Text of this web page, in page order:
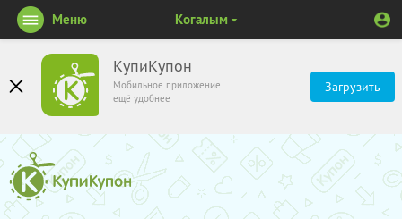
КупиКупон
Мобильное приложение
ещё удобнее
Загрузить
Меню Когалым